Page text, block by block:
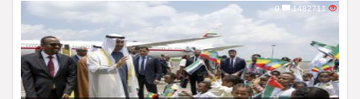
1482711
0